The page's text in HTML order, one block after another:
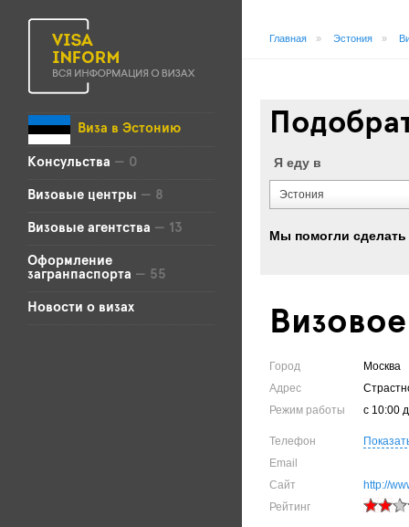
Виза в Эстонию
Консульства — 0
Визовые центры — 8
Визовые агентства — 13
Оформление
загранпаспорта — 55
Новости о визах
Главная » Эстония »
Я еду в
Эстония
Мы помогли
Город
Москва
Адрес
Режим работы
c 10:00
Телефон
Email
Сайт
http://
Рейтинг